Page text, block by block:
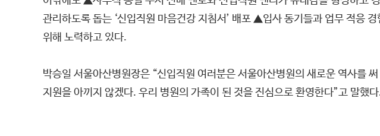
관리하도록 돕는 ‘신입직원 마음건강 지침서’ 배포 ▲입사 동기들과 업무 적응
위해 노력하고 있다.
박승일 서울아산병원장은 “신입직원 여러분은 서울아산병원의 새로운 역사를
지원을 아끼지 않겠다. 우리 병원의 가족이 된 것을 진심으로 환영한다”고 말했